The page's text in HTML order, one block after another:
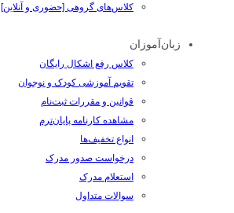
کلاس‌های گروهی [حضوری و آنلاین]
زبان‌آموزان
کلاس رفع اشکال رایگان
تقویم آموزشی کودک و نوجوان
قوانین و مقررات ثبت‌نام
مشاهده کارنامه پایان‌ترم
انواع تخفیف‌ها
درخواست صدور مدرک
استعلام مدرک
سوالات متداول